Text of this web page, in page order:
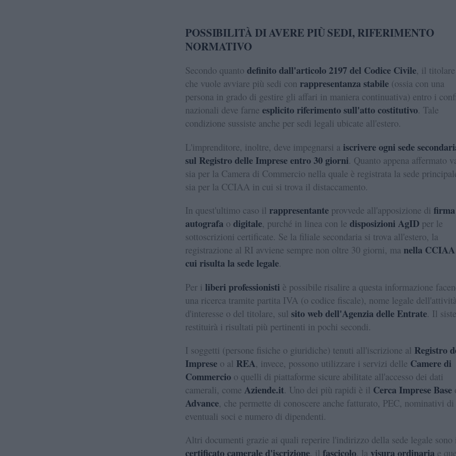
POSSIBILITÀ DI AVERE PIÙ SEDI, RIFERIMENTO
NORMATIVO
Secondo quanto definito dall'articolo 2197 del Codice Civile, il titolare
che vuole avviare più sedi con rappresentanza stabile (ossia con una
persona in grado di gestire gli affari in maniera continuativa) entro i
nazionali deve farne esplicito riferimento sull'atto costitutivo. Tale
condizione sussiste anche per sedi legali ubicate all'estero.
L'imprenditore, inoltre, deve impegnarsi a iscrivere ogni sede
sul Registro delle Imprese entro 30 giorni. Quanto appena affermato
sia per la Camera di Commercio nella quale è registrata la sede
sia per la CCIAA in cui si trova il distaccamento.
In quest'ultimo caso il rappresentante provvede all'apposizione di firma
autografa o digitale, purché in linea con le disposizioni AgID per le
sottoscrizioni certificate. Se la filiale secondaria si trova all'estero, la
registrazione al RI avviene sempre non oltre 30 giorni, ma nella
cui risulta la sede legale.
Per i liberi professionisti è possibile risalire a questa informazione
una ricerca tramite partita IVA (o codice fiscale), nome legale dell'attività
d'interesse o del titolare, sul sito web dell'Agenzia delle Entrate. Il
restituirà i risultati più pertinenti in pochi secondi.
I soggetti (persone fisiche o giuridiche) tenuti all'iscrizione al Registro
Imprese o al REA, invece, possono utilizzare i servizi delle Camere di
Commercio o quelli di piattaforme sicure abilitate all'accesso dei dati
camerali, come Aziende.it. Uno dei più rapidi è il Cerca Imprese Base
Advance, che permette di conoscere anche fatturato, PEC, nominativi di
eventuali soci e numero di dipendenti.
Altri documenti grazie ai quali reperire l'indirizzo della sede legale sono
certificato camerale d'iscrizione, il fascicolo, la visura ordinaria e